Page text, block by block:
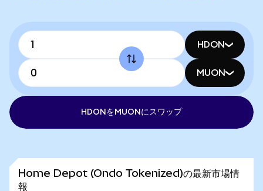
HDON
MUON
HDONをMUONにスワップ
Home Depot (Ondo Tokenized)の最新市場情
報